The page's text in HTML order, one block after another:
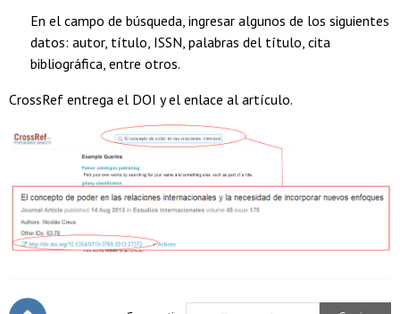
En el campo de búsqueda, ingresar algunos de los siguientes
datos: autor, título, ISSN, palabras del título, cita
bibliográfica, entre otros.
CrossRef entrega el DOI y el enlace al artículo.